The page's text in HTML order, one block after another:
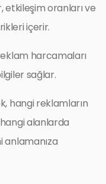
etkileşim oranları ve
içerir.
harcamaları
sağlar.
hangi reklamların
alanlarda
anlamanıza